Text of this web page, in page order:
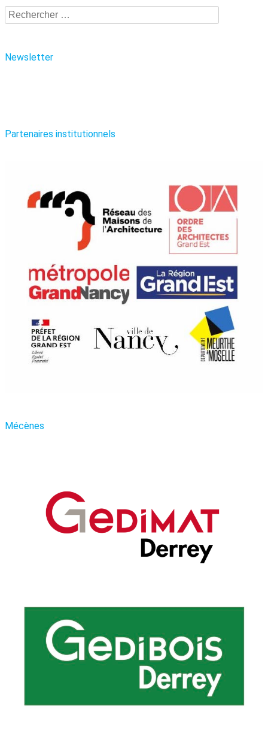
Recherche
Newsletter
Partenaires institutionnels
Mécènes